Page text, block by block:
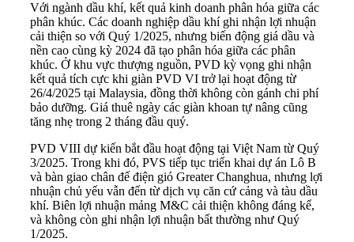
Với ngành dầu khí, kết quả kinh doanh phân hóa giữa các
phân khúc. Các doanh nghiệp dầu khí ghi nhận lợi nhuận
cải thiện so với Quý 1/2025, nhưng biến động giá dầu và
nền cao cùng kỳ 2024 đã tạo phân hóa giữa các phân
khúc. Ở khu vực thượng nguồn, PVD kỳ vọng ghi nhận
kết quả tích cực khi giàn PVD VI trở lại hoạt động từ
26/4/2025 tại Malaysia, đồng thời không còn gánh chi phí
bảo dưỡng. Giá thuê ngày các giàn khoan tự nâng cũng
tăng nhẹ trong 2 tháng đầu quý.
PVD VIII dự kiến bắt đầu hoạt động tại Việt Nam từ Quý
3/2025. Trong khi đó, PVS tiếp tục triển khai dự án Lô B
và bàn giao chân đế điện gió Greater Changhua, nhưng lợi
nhuận chủ yếu vẫn đến từ dịch vụ căn cứ cảng và tàu dầu
khí. Biên lợi nhuận mảng M&C cải thiện không đáng kể,
và không còn ghi nhận lợi nhuận bất thường như Quý
1/2025.